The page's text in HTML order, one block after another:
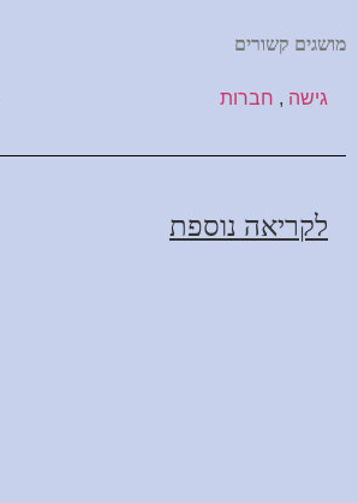
מושגים קשורים
גישה , חברות
לקריאה נוספת